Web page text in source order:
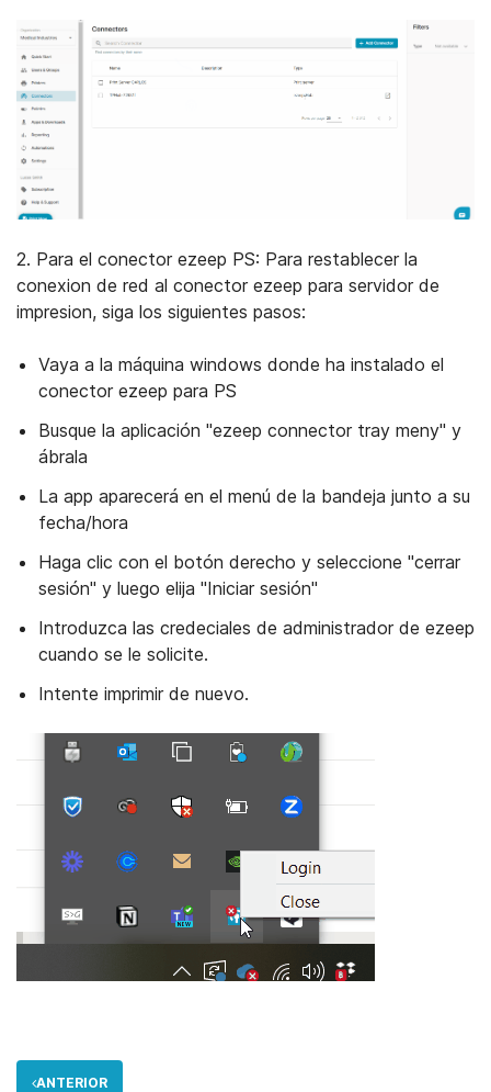
2. Para el conector ezeep PS: Para restablecer la
conexion de red al conector ezeep para servidor de
impresion, siga los siguientes pasos:
Vaya a la máquina windows donde ha instalado el
conector ezeep para PS
Busque la aplicación "ezeep connector tray meny" y
ábrala
La app aparecerá en el menú de la bandeja junto a su
fecha/hora
Haga clic con el botón derecho y seleccione "cerrar
sesión" y luego elija "Iniciar sesión"
Introduzca las credeciales de administrador de ezeep
cuando se le solicite.
Intente imprimir de nuevo.
ANTERIOR